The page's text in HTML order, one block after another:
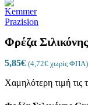
Φρέζα
5,85€ (4,72€ χωρίς ΦΠΑ)
Χαμηλότερη τιμή τις